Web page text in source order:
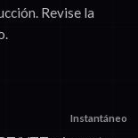
Revise la
Instantáneo